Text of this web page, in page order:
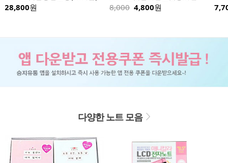
28,800원 8,000 4,800원
다양한 노트 모음